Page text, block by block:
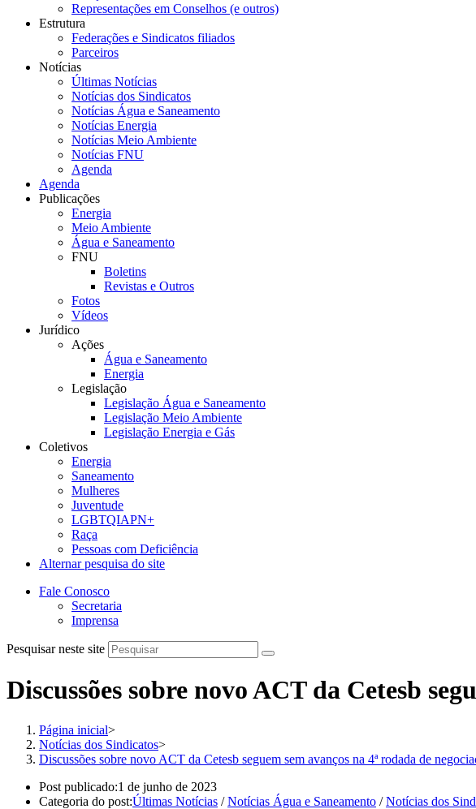
Representações em Conselhos (e outros)
Estrutura
Federações e Sindicatos filiados
Parceiros
Notícias
Últimas Notícias
Notícias dos Sindicatos
Notícias Água e Saneamento
Notícias Energia
Notícias Meio Ambiente
Notícias FNU
Agenda
Agenda
Publicações
Energia
Meio Ambiente
Água e Saneamento
FNU
Boletins
Revistas e Outros
Fotos
Vídeos
Jurídico
Ações
Água e Saneamento
Energia
Legislação
Legislação Água e Saneamento
Legislação Meio Ambiente
Legislação Energia e Gás
Coletivos
Energia
Saneamento
Mulheres
Juventude
LGBTQIAPN+
Raça
Pessoas com Deficiência
Alternar pesquisa do site
Fale Conosco
Secretaria
Imprensa
Pesquisar neste site
Discussões sobre novo ACT da Cetesb
Página inicial>
Notícias dos Sindicatos>
Discussões sobre novo ACT da Cetesb seguem sem avanços na 4ª rodada de
Post publicado:1 de junho de 2023
Categoria do post:Últimas Notícias / Notícias Água e Saneamento / Notícias dos